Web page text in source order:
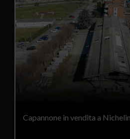
Capannone in vendita a